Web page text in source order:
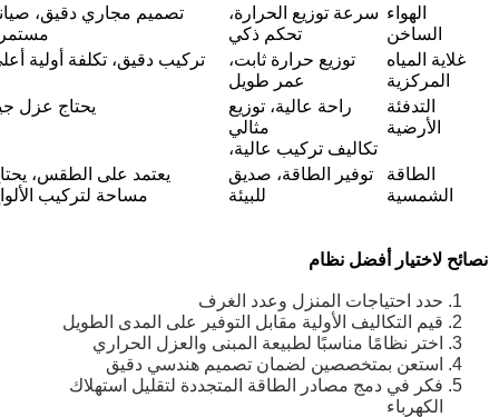
الهواء
الساخن
سرعة توزيع الحرارة،
تحكم ذكي
تصميم مجاري دقيق،
غلاية المياه
المركزية
توزيع حرارة ثابت،
عمر طويل
تركيب دقيق، تكلفة أولية
التدفئة
الأرضية
راحة عالية، توزيع
مثالي
تكاليف تركيب عالية،
يحتاج عزل
الطاقة
الشمسية
توفير الطاقة، صديق
للبيئة
يعتمد على الطقس،
مساحة لتركيب
نصائح لاختيار أفضل نظام
حدد احتياجات المنزل وعدد الغرف
قيم التكاليف الأولية مقابل التوفير على المدى الطويل
اختر نظامًا مناسبًا لطبيعة المبنى والعزل الحراري
استعن بمتخصصين لضمان تصميم هندسي دقيق
فكر في دمج مصادر الطاقة المتجددة لتقليل استهلاك
الكهرباء